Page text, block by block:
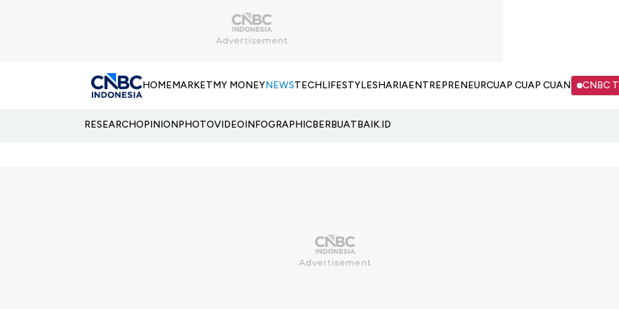
HOMEMARKETMY MONEYNEWSTECHLIFESTYLESHARIAENTREPRENEURCUAP CUAP CUAN CNBC
RESEARCHOPINIONPHOTOVIDEOINFOGRAPHICBERBUATBAIK.ID